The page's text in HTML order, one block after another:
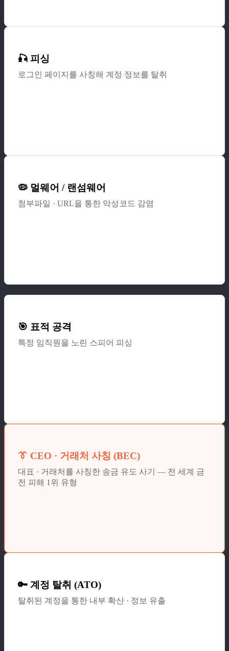
🎣 피싱
로그인 페이지를 사칭해 계정 정보를 탈취
🦠 멀웨어 / 랜섬웨어
첨부파일 · URL을 통한 악성코드 감염
🎯 표적 공격
특정 임직원을 노린 스피어 피싱
👔 CEO · 거래처 사칭 (BEC)
대표 · 거래처를 사칭한 송금 유도 사기 — 전 세계 금
전 피해 1위 유형
🔑 계정 탈취 (ATO)
탈취된 계정을 통한 내부 확산 · 정보 유출